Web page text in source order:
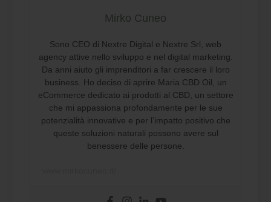
Mirko Cuneo
Sono CEO di Nextre Digital e Nextre Srl, web
agency attive nello sviluppo e nel digital marketing.
Da anni aiuto gli imprenditori a far crescere il loro
business. Ho deciso di aprire Maria CBD Oil, un
eCommerce dedicato ai prodotti al CBD, un settore
che mi appassiona profondamente per le sue
potenzialità innovative e per l’impatto positivo che
queste soluzioni naturali possono avere sul
benessere delle persone.